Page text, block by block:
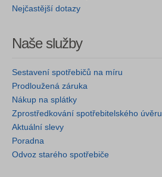
Nejčastější dotazy
Naše služby
Sestavení spotřebičů na míru
Prodloužená záruka
Nákup na splátky
Zprostředkování spotřebitelského úvěru
Aktuální slevy
Poradna
Odvoz starého spotřebiče